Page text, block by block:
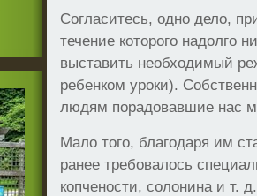
Согласитесь, одно дело,
течение которого надолго
выставить необходимый
ребенком уроки).
людям порадовавшие нас
Мало того, благодаря им
ранее требовалось
копчености, солонина и т. д.